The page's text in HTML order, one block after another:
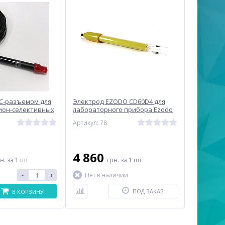
разъемом для
селективных
BNC, 1 м B121-
за 1 шт
- +
В КОРЗИНУ
Электрод EZODO CD60D4 для
лабораторного прибора Ezodo
Артикул: 78
4 860 грн. за 1 шт
Нет в наличии
ПОД ЗАКАЗ